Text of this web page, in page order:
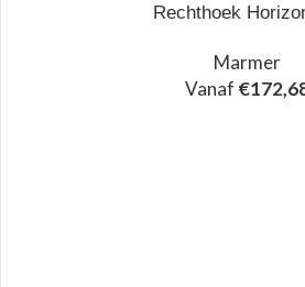
Rechthoek
Marmer
Vanaf €